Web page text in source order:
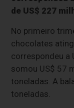
de US$ 227
No primeiro
chocolates
correspondeu a
somou US$ 57
toneladas. A
toneladas.